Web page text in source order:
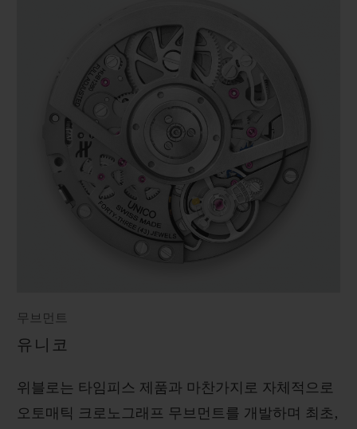
무브먼트
유니코
위블로는 타임피스 제품과 마찬가지로 자체적으로
오토매틱 크로노그래프 무브먼트를 개발하며 최초,